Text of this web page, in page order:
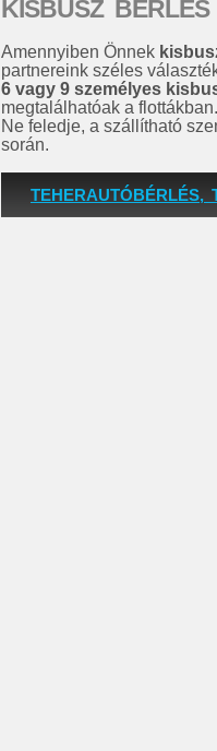
KISBUSZ BÉRLÉS
Amennyiben Önnek
partnereink széles
6 vagy 9 személyes
megtalálhatóak a flottákban.
Ne feledje, a szállítható
során.
TEHERAUTÓBÉRLÉS,